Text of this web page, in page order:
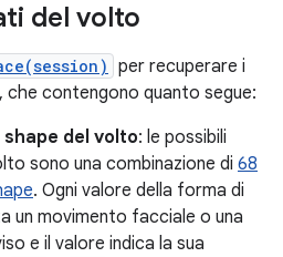
del volto
per recuperare i
contengono quanto segue:
del volto: le possibili
sono una combinazione di 68
. Ogni valore della forma di
un movimento facciale o una
e il valore indica la sua